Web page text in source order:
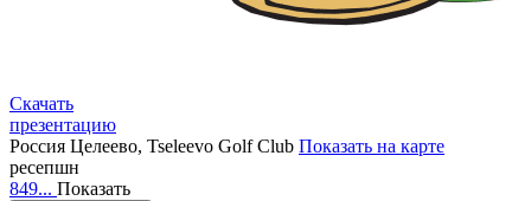
Скачать
презентацию
Россия Целеево, Tseleevo Golf Club Показать на карте
ресепшн
849... Показать